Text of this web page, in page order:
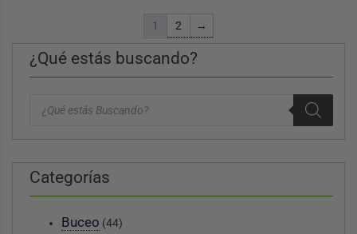
1 2 →
¿Qué estás buscando?
productos
Categorías
Buceo (44)